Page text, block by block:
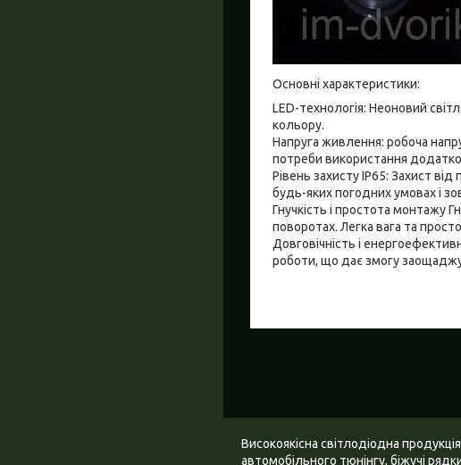
Основні характеристики:
LED-технологія: Неоновий
кольору.
Напруга живлення: робоча
потреби використання
Рівень захисту IP65: Захист
будь-яких погодних умовах і
Гнучкість і простота монтажу
поворотах. Легка вага та
Довговічність і
роботи, що дає змогу
Високоякісна світлодіодна
автомобільного тюнінгу, біжучі